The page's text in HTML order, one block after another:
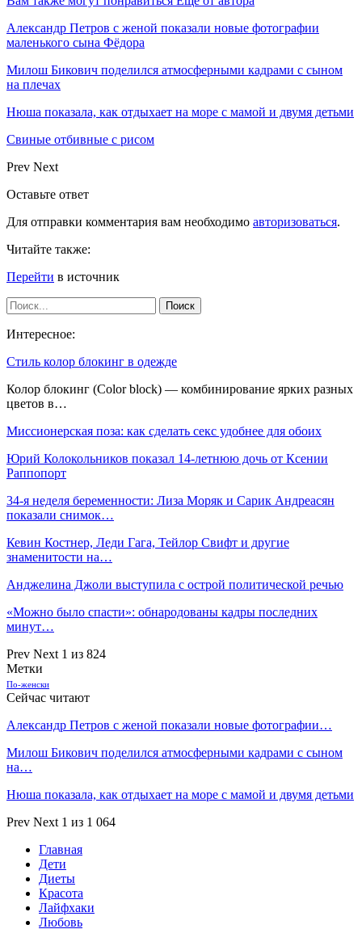
Александр Петров с женой показали новые фотографии
маленького сына Фёдора
Милош Бикович поделился атмосферными кадрами с сыном
на плечах
Нюша показала, как отдыхает на море с мамой и двумя детьми
Свиные отбивные с рисом
Prev Next
Оставьте ответ
Для отправки комментария вам необходимо авторизоваться.
Читайте также:
Перейти в источник
Интересное:
Стиль колор блокинг в одежде
Колор блокинг (Color block) — комбинирование ярких разных
цветов в…
Миссионерская поза: как сделать секс удобнее для обоих
Юрий Колокольников показал 14-летнюю дочь от Ксении
Раппопорт
34-я неделя беременности: Лиза Моряк и Сарик Андреасян
показали снимок…
Кевин Костнер, Леди Гага, Тейлор Свифт и другие
знаменитости на…
Анджелина Джоли выступила с острой политической речью
«Можно было спасти»: обнародованы кадры последних
минут…
Prev Next 1 из 824
Метки
По-женски
Сейчас читают
Александр Петров с женой показали новые фотографии…
Милош Бикович поделился атмосферными кадрами с сыном
на…
Нюша показала, как отдыхает на море с мамой и двумя детьми
Prev Next 1 из 1 064
Главная
Дети
Диеты
Красота
Лайфхаки
Любовь